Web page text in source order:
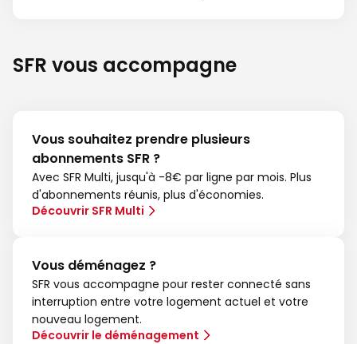
SFR vous accompagne
Vous souhaitez prendre plusieurs
abonnements SFR ?
Avec SFR Multi, jusqu'à -8€ par ligne par mois. Plus
d'abonnements réunis, plus d'économies.
Découvrir SFR Multi
Vous déménagez ?
SFR vous accompagne pour rester connecté sans
interruption entre votre logement actuel et votre
nouveau logement.
Découvrir le déménagement